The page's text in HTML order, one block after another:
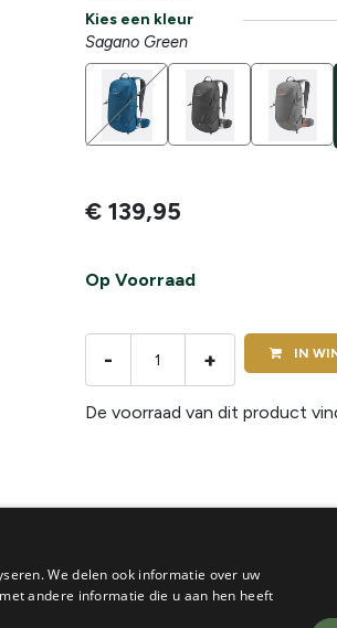
Kies een kleur
Sagano Green
€ 139,95
Op Voorraad
- + IN
De voorraad van dit product
We delen ook informatie over uw
andere informatie die u aan hen heeft